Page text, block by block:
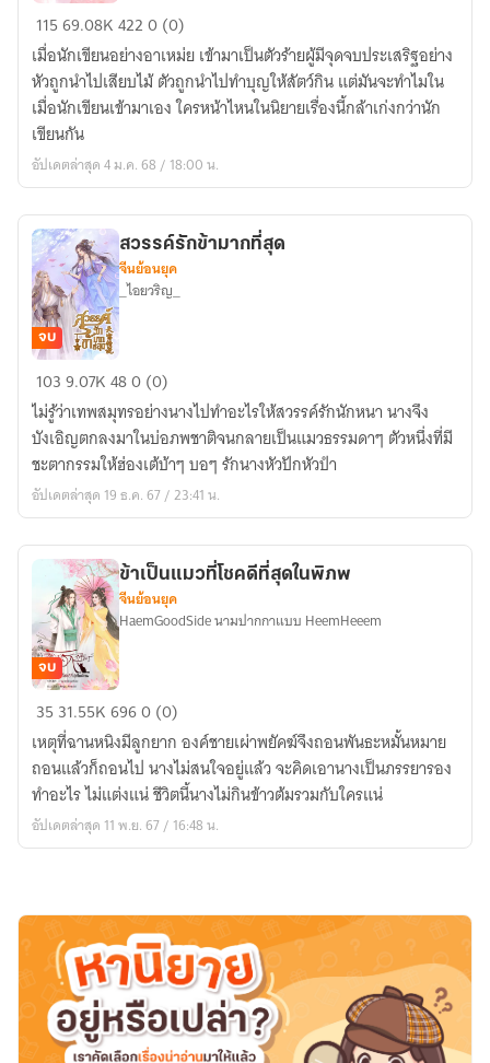
ฮองเฮา
นาง
ร้าย
คน
นี้
ขอ
บาย
หลวง
11569.08K4220 (0)
เมื่อนักเขียนอย่างอาเหม่ย เข้ามาเป็นตัวร้ายผู้มีจุดจบประเสริฐอย่าง
หัวถูกนำไปเสียบไม้ ตัวถูกนำไปทำบุญให้สัตว์กิน แต่มันจะทำไมใน
เมื่อนักเขียนเข้ามาเอง ใครหน้าไหนในนิยายเรื่องนี้กล้าเก่งกว่านัก
เขียนกัน
อัปเดตล่าสุด 4 ม.ค. 68 / 18:00 น.
สวรรค์
รัก
ข้า
มาก
ที่สุด
จบ
สวรรค์รักข้ามากที่สุด
จีนย้อนยุค
_ไอยวริญ_
1039.07K480 (0)
ไม่รู้ว่าเทพสมุทรอย่างนางไปทำอะไรให้สวรรค์รักนักหนา นางจึง
บังเอิญตกลงมาในบ่อภพชาติจนกลายเป็นแมวธรรมดาๆ ตัวหนึ่งที่มี
ชะตากรรมให้ฮ่องเต้บ้าๆ บอๆ รักนางหัวปักหัวปำ
อัปเดตล่าสุด 19 ธ.ค. 67 / 23:41 น.
ข้า
เป็น
แมว
ที่
โชค
ดี
พิภพ
จบ
ข้าเป็นแมวที่โชคดีที่สุดในพิภพ
จีนย้อนยุค
HaemGoodSide นามปากกาแบบ HeemHeeem
35 31.55K6960 (0)
เหตุที่ฉานหนิงมีลูกยาก องค์ชายเผ่าพยัคฆ์จึงถอนพันธะหมั้นหมาย
ถอนแล้วก็ถอนไป นางไม่สนใจอยู่แล้ว จะคิดเอานางเป็นภรรยารอง
ทำอะไร ไม่แต่งแน่ ชีวิตนี้นางไม่กินข้าวต้มรวมกับใครแน่
อัปเดตล่าสุด 11 พ.ย. 67 / 16:48 น.